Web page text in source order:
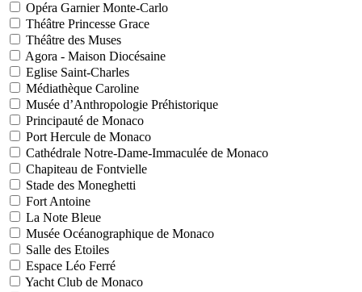
Opéra Garnier Monte-Carlo
Théâtre Princesse Grace
Théâtre des Muses
Agora - Maison Diocésaine
Eglise Saint-Charles
Médiathèque Caroline
Musée d’Anthropologie Préhistorique
Principauté de Monaco
Port Hercule de Monaco
Cathédrale Notre-Dame-Immaculée de Monaco
Chapiteau de Fontvielle
Stade des Moneghetti
Fort Antoine
La Note Bleue
Musée Océanographique de Monaco
Salle des Etoiles
Espace Léo Ferré
Yacht Club de Monaco